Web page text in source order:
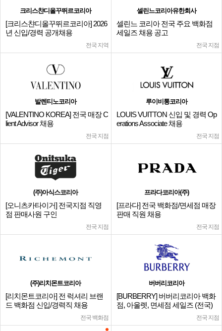
크리스챤디올꾸뛰르코리아
[크리스챤디올꾸뛰르코리아] 2026
년 신입/경력 공개채용
전국 지역
셀린느코리아유한회사
셀린느 코리아 전국 주요 백화점
세일즈 채용 공고
전국 지점
발렌티노코리아
[VALENTINO KOREA] 전국 매장 C
lient Advisor 채용
전국 지점
루이비통코리아
LOUIS VUITTON 신입 및 경력 Op
erations Associate 채용
전국 지점
(주)아식스코리아
[오니츠카타이거] 전국지점 직영
점 판매사원 구인
전국 지점
프라다코리아(주)
[프라다] 전국 백화점/면세점 매장
판매 직원 채용
전국 지점
(주)리치몬트코리아
[리치몬트코리아] 전 럭셔리 브랜
드 백화점 신입/경력직 채용
전국 백화점
버버리코리아
[BURBERRY] 버버리코리아 백화
점, 아울렛, 면세점 세일즈 (전국)
전국 지점